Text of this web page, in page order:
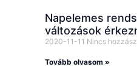
Napelemes
változások
2020-11-11 Nincs
Tovább olvasom »